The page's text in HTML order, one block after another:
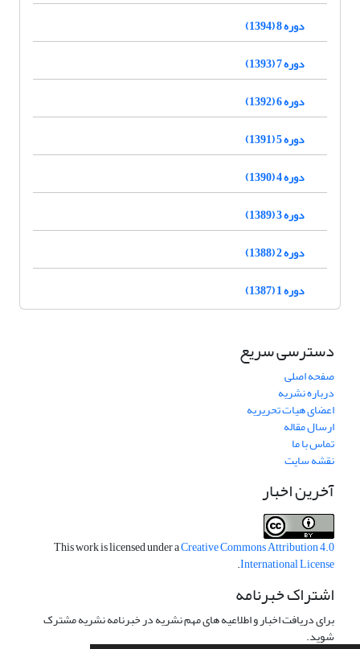
دوره 8 (1394)
دوره 7 (1393)
دوره 6 (1392)
دوره 5 (1391)
دوره 4 (1390)
دوره 3 (1389)
دوره 2 (1388)
دوره 1 (1387)
دسترسی سریع
صفحه اصلی
درباره نشریه
اعضای هیات تحریریه
ارسال مقاله
تماس با ما
نقشه سایت
آخرین اخبار
This work is licensed under aCreative Commons Attribution 4.0
International License
.
اشتراک خبرنامه
برای دریافت اخبار و اطلاعیه های مهم نشریه در خبرنامه نشریه مشترک
شوید.